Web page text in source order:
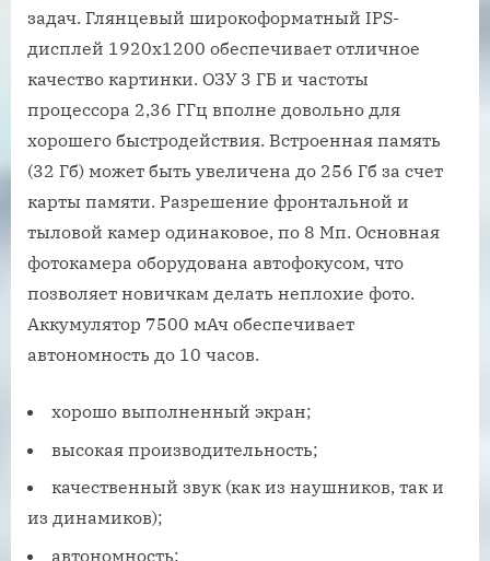
задач. Глянцевый широкоформатный IPS-
дисплей 1920х1200 обеспечивает отличное
качество картинки. ОЗУ 3 ГБ и частоты
процессора 2,36 ГГц вполне довольно для
хорошего быстродействия. Встроенная память
(32 Гб) может быть увеличена до 256 Гб за счет
карты памяти. Разрешение фронтальной и
тыловой камер одинаковое, по 8 Мп. Основная
фотокамера оборудована автофокусом, что
позволяет новичкам делать неплохие фото.
Аккумулятор 7500 мАч обеспечивает
автономность до 10 часов.
хорошо выполненный экран;
высокая производительность;
качественный звук (как из наушников, так и
из динамиков);
автономность;